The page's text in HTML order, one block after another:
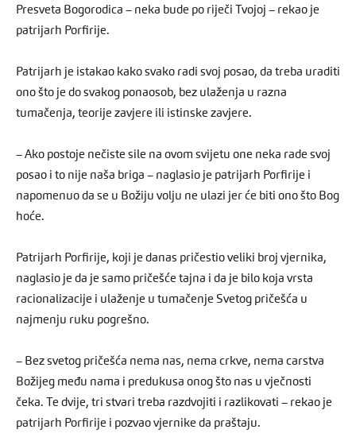
Presveta Bogorodica – neka bude po riječi Tvojoj – rekao je
patrijarh Porfirije.
Patrijarh je istakao kako svako radi svoj posao, da treba uraditi
ono što je do svakog ponaosob, bez ulaženja u razna
tumačenja, teorije zavjere ili istinske zavjere.
– Ako postoje nečiste sile na ovom svijetu one neka rade svoj
posao i to nije naša briga – naglasio je patrijarh Porfirije i
napomenuo da se u Božiju volju ne ulazi jer će biti ono što Bog
hoće.
Patrijarh Porfirije, koji je danas pričestio veliki broj vjernika,
naglasio je da je samo pričešće tajna i da je bilo koja vrsta
racionalizacije i ulaženje u tumačenje Svetog pričešća u
najmenju ruku pogrešno.
– Bez svetog pričešća nema nas, nema crkve, nema carstva
Božijeg među nama i predukusa onog što nas u vječnosti
čeka. Te dvije, tri stvari treba razdvojiti i razlikovati – rekao je
patrijarh Porfirije i pozvao vjernike da praštaju.